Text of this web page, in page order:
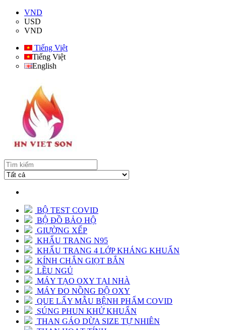
VND
USD
VND
Tiếng Việt
Tiếng Việt
English
BỘ TEST COVID
BỘ ĐỒ BẢO HỘ
GIƯỜNG XẾP
KHẨU TRANG N95
KHẨU TRANG 4 LỚP KHÁNG KHUẨN
KÍNH CHẮN GIỌT BẮN
LỀU NGỦ
MÁY TẠO OXY TẠI NHÀ
MÁY ĐO NỒNG ĐỘ OXY
QUE LẤY MẪU BỆNH PHẨM COVID
SÚNG PHUN KHỬ KHUẨN
THAN GÁO DỪA SIZE TỰ NHIÊN